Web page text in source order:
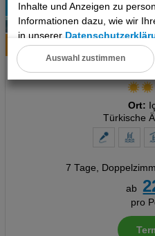
Inhalte und Anzeigen zu
Informationen dazu, wie wir
in unserer
Datenschutz- und
Cookie Einstellungen
Erweiterte Einstellungen
Auswahl zustimmen
986
Hotelinfo
Ort:
Türkische
7 Tage,
ab
pro